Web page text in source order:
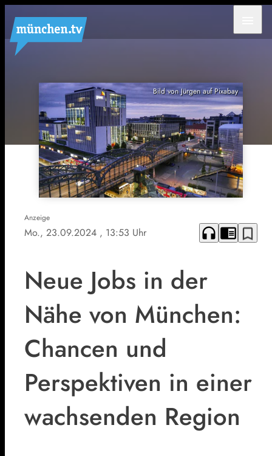
Bild von Jürgen auf Pixabay
Anzeige
Mo., 23.09.2024 , 13:53 Uhr headphones chrome_reader_mode bookmark_border
Neue Jobs in der
Nähe von München:
Chancen und
Perspektiven in einer
wachsenden Region